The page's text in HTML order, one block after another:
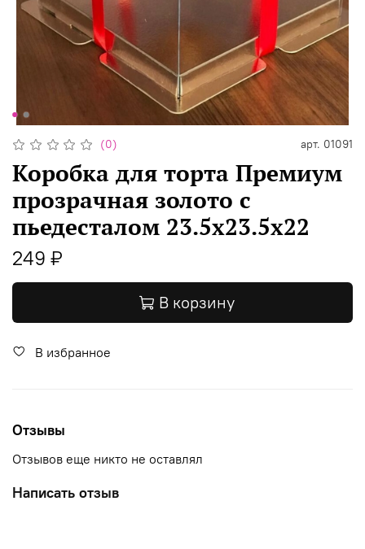
(0) арт. 01091
Коробка для торта Премиум
прозрачная золото с
пьедесталом 23.5х23.5х22
249 ₽
В корзину
В избранное
Отзывы
Отзывов еще никто не оставлял
Написать отзыв